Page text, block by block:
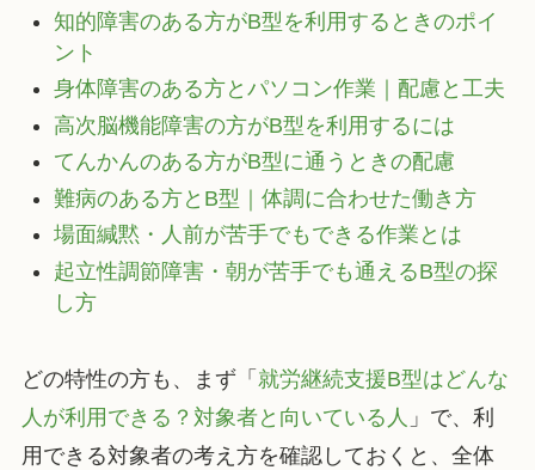
知的障害のある方がB型を利用するときのポイ
ント
身体障害のある方とパソコン作業｜配慮と工夫
高次脳機能障害の方がB型を利用するには
てんかんのある方がB型に通うときの配慮
難病のある方とB型｜体調に合わせた働き方
場面緘黙・人前が苦手でもできる作業とは
起立性調節障害・朝が苦手でも通えるB型の探
し方
どの特性の方も、まず「 就労継続支援B型はどんな
人が利用できる？対象者と向いている人 」で、利
用できる対象者の考え方を確認しておくと、全体